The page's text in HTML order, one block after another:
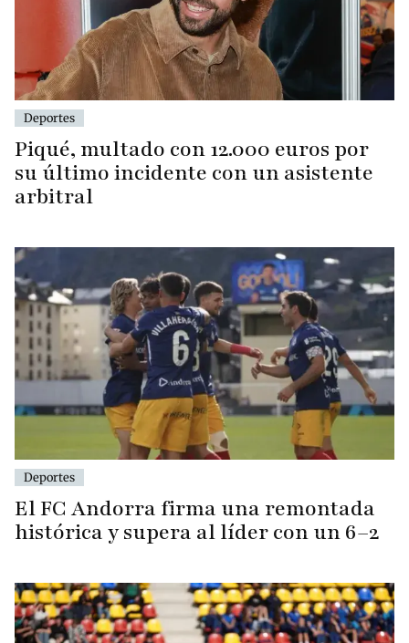
Deportes
Piqué, multado con 12.000 euros por
su último incidente con un asistente
arbitral
Deportes
El FC Andorra firma una remontada
histórica y supera al líder con un 6–2